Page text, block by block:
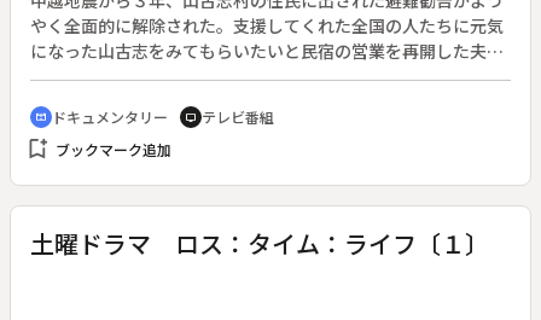
やく全面的に解除された。支援してくれた全国の人たちに元気
になった山古志をみてもらいたいと民宿の営業を再開した夫婦
の姿を追いながら、山古志の四季の美しさを描く。◆営業再開
を目指して努力する夫婦を追うなかで、中間山地が抱えた住民
の高齢化と、２年間にわたる仮設住宅での生活の厳しさも描か
れる。
cinematic_blur ドキュメンタリー tv テレビ番組
bookmark_add ブックマーク追加
土曜ドラマ ロス：タイム：ライフ〔１〕